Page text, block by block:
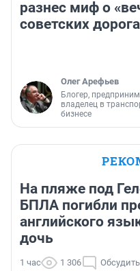
разнес миф о
советских
Олег Арефьев
Блогер,
владелец в
бизнесе
На пляже под
БПЛА погибли
английского
дочь
1 час 1 306 Обсудить